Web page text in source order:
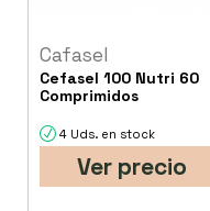
Cafasel
Cefasel 100 Nutri 60
Comprimidos
4 Uds. en stock
Ver precio